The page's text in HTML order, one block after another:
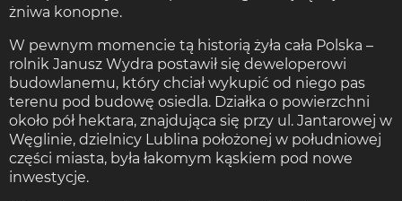
żniwa konopne.
W pewnym momencie tą historią żyła cała Polska –
rolnik Janusz Wydra postawił się deweloperowi
budowlanemu, który chciał wykupić od niego pas
terenu pod budowę osiedla. Działka o powierzchni
około pół hektara, znajdująca się przy ul. Jantarowej w
Węglinie, dzielnicy Lublina położonej w południowej
części miasta, była łakomym kąskiem pod nowe
inwestycje.